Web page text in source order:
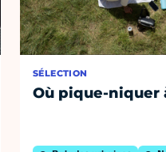
SÉLECTION
Où pique-niquer